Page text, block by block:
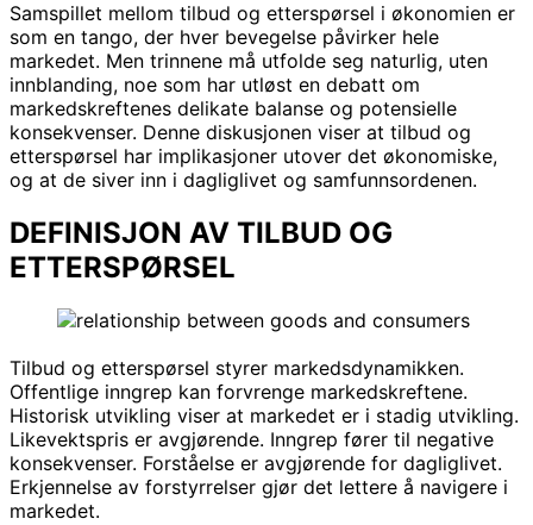
Samspillet mellom tilbud og etterspørsel i økonomien er
som en tango, der hver bevegelse påvirker hele
markedet. Men trinnene må utfolde seg naturlig, uten
innblanding, noe som har utløst en debatt om
markedskreftenes delikate balanse og potensielle
konsekvenser. Denne diskusjonen viser at tilbud og
etterspørsel har implikasjoner utover det økonomiske,
og at de siver inn i dagliglivet og samfunnsordenen.
DEFINISJON AV TILBUD OG
ETTERSPØRSEL
Tilbud og etterspørsel styrer markedsdynamikken.
Offentlige inngrep kan forvrenge markedskreftene.
Historisk utvikling viser at markedet er i stadig utvikling.
Likevektspris er avgjørende. Inngrep fører til negative
konsekvenser. Forståelse er avgjørende for dagliglivet.
Erkjennelse av forstyrrelser gjør det lettere å navigere i
markedet.